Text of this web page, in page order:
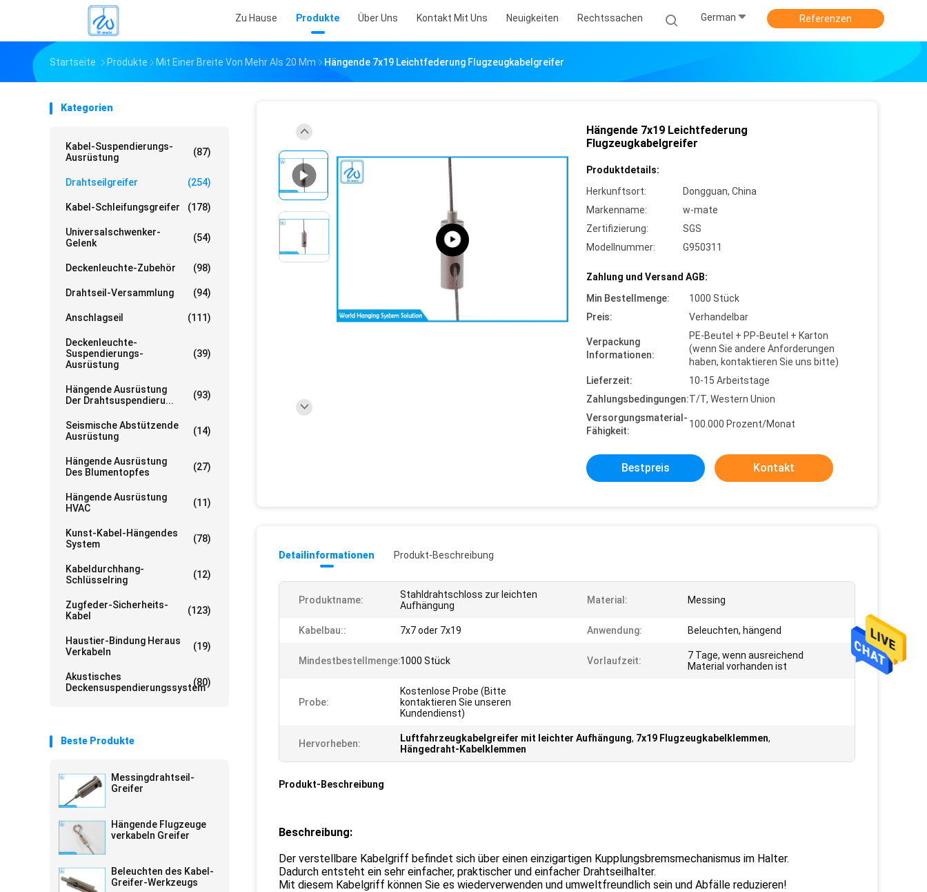
Zu Hause Produkte Über Uns Kontakt Mit Uns Neuigkeiten Rechtssachen German Referenzen
Startseite Produkte Mit Einer Breite Von Mehr Als 20 Mm Hängende 7x19 Leichtfederung Flugzeugkabelgreifer
Kategorien
Kabel-Suspendierungs-
Ausrüstung
(87)
Drahtseilgreifer (254)
Kabel-Schleifungsgreifer (178)
Universalschwenker-
Gelenk
(54)
Deckenleuchte-Zubehör (98)
Drahtseil-Versammlung (94)
Anschlagseil (111)
Deckenleuchte-
Suspendierungs-
Ausrüstung
(39)
Hängende Ausrüstung
Der Drahtsuspendieru...
(93)
Seismische Abstützende
Ausrüstung
(14)
Hängende Ausrüstung
Des Blumentopfes
(27)
Hängende Ausrüstung
HVAC
(11)
Kunst-Kabel-Hängendes
System
(78)
Kabeldurchhang-
Schlüsselring
(12)
Zugfeder-Sicherheits-
Kabel
(123)
Haustier-Bindung Heraus
Verkabeln
(19)
Akustisches
Deckensuspendierungssystem
(80)
Beste Produkte
Messingdrahtseil-
Greifer
Hängende Flugzeuge
verkabeln Greifer
Beleuchten des Kabel-
Greifer-Werkzeugs
Hängende 7x19 Leichtfederung
Flugzeugkabelgreifer
Produktdetails:
Herkunftsort:
Dongguan, China
Markenname:
w-mate
Zertifizierung:
SGS
Modellnummer:
G950311
Zahlung und Versand AGB:
Min Bestellmenge:
1000 Stück
Preis:
Verhandelbar
Verpackung
Informationen:
PE-Beutel + PP-Beutel + Karton
(wenn Sie andere Anforderungen
haben, kontaktieren Sie uns bitte)
Lieferzeit:
10-15 Arbeitstage
Zahlungsbedingungen:T/T, Western Union
Versorgungsmaterial-
Fähigkeit:
100.000 Prozent/Monat
Bestpreis Kontakt
Detailinformationen Produkt-Beschreibung
Produktname:
Stahldrahtschloss zur leichten
Aufhängung
Material: Messing
Kabelbau:: 7x7 oder 7x19 Anwendung: Beleuchten, hängend
Mindestbestellmenge:1000 Stück Vorlaufzeit:
7 Tage, wenn ausreichend
Material vorhanden ist
Probe:
Kostenlose Probe (Bitte
kontaktieren Sie unseren
Kundendienst)
Hervorheben: Luftfahrzeugkabelgreifer mit leichter Aufhängung, 7x19 Flugzeugkabelklemmen,
Hängedraht-Kabelklemmen
Produkt-Beschreibung
Beschreibung:
Der verstellbare Kabelgriff befindet sich über einen einzigartigen Kupplungsbremsmechanismus im Halter.
Dadurch entsteht ein sehr einfacher, praktischer und einfacher Drahtseilhalter.
Mit diesem Kabelgriff können Sie es wiederverwenden und umweltfreundlich sein und Abfälle reduzieren!